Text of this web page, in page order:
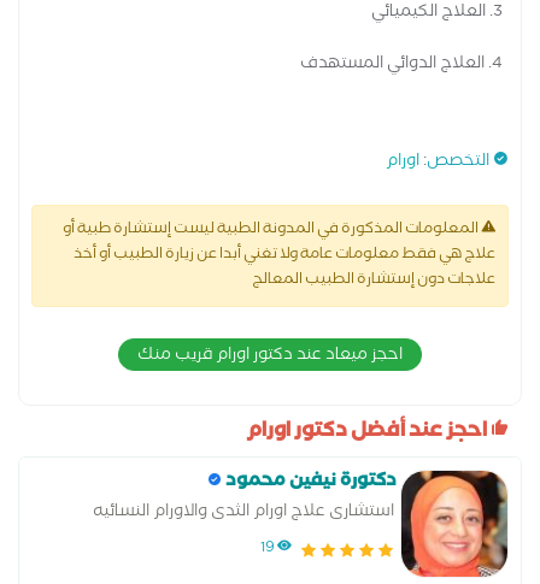
3. العلاج الكيميائي
4. العلاج الدوائي المستهدف
التخصص:اورام
المعلومات المذكورة في المدونة الطبية ليست إستشارة طبية أو
علاج هي فقط معلومات عامة ولا تغني أبدا عن زيارة الطبيب أو أخذ
علاجات دون إستشارة الطبيب المعالج
احجز ميعاد عند دكتور اورام قريب منك
احجز عند أفضل دكتور اورام
دكتورة نيفين محمود
استشارى علاج اورام الثدى والاورام النسائيه
19